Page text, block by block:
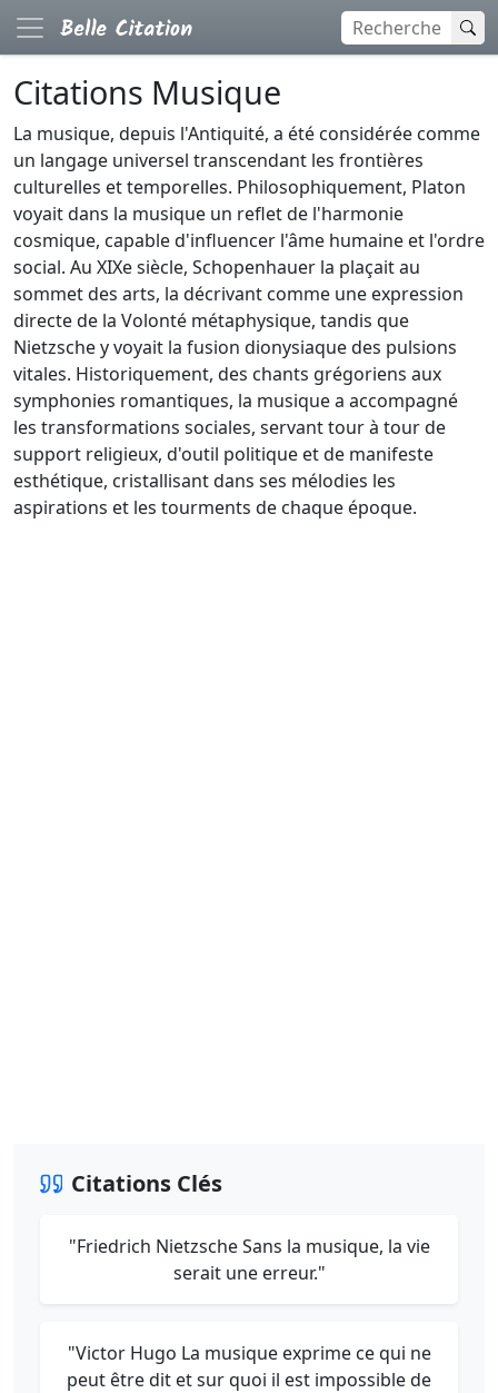
Citations Musique
La musique, depuis l'Antiquité, a été considérée comme
un langage universel transcendant les frontières
culturelles et temporelles. Philosophiquement, Platon
voyait dans la musique un reflet de l'harmonie
cosmique, capable d'influencer l'âme humaine et l'ordre
social. Au XIXe siècle, Schopenhauer la plaçait au
sommet des arts, la décrivant comme une expression
directe de la Volonté métaphysique, tandis que
Nietzsche y voyait la fusion dionysiaque des pulsions
vitales. Historiquement, des chants grégoriens aux
symphonies romantiques, la musique a accompagné
les transformations sociales, servant tour à tour de
support religieux, d'outil politique et de manifeste
esthétique, cristallisant dans ses mélodies les
aspirations et les tourments de chaque époque.
Citations Clés
"Friedrich Nietzsche Sans la musique, la vie
serait une erreur."
"Victor Hugo La musique exprime ce qui ne
peut être dit et sur quoi il est impossible de